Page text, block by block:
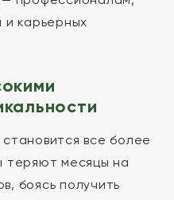
и карьерных
все более
теряют месяцы на
боясь получить